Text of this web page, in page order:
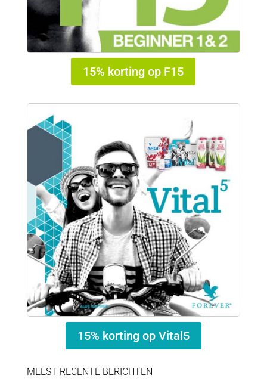
15% korting op F15
15% korting op Vital5
MEEST RECENTE BERICHTEN